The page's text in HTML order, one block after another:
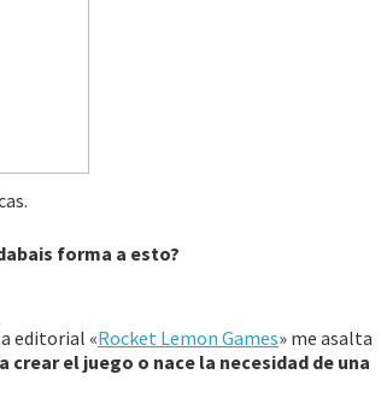
forma a esto?
editorial «Rocket Lemon Games» me asalta
el juego o nace la necesidad de una